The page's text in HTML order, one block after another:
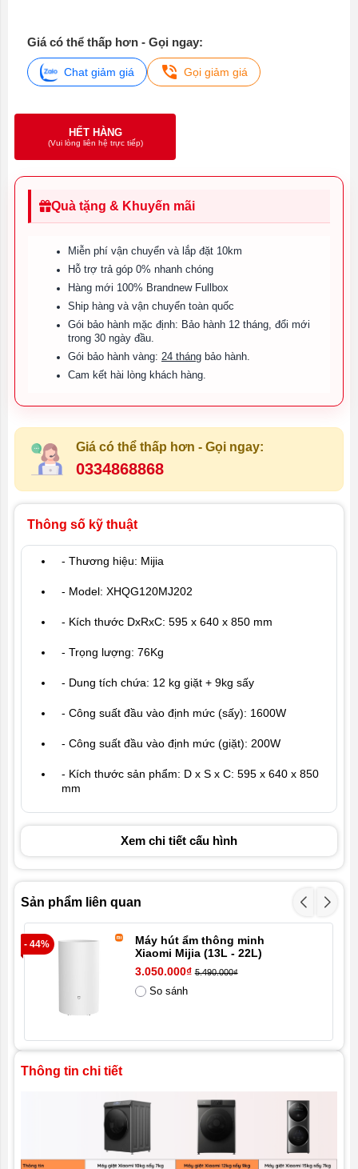
Giá có thể thấp hơn - Gọi ngay:
Chat giảm giá Gọi giảm giá
HẾT HÀNG
(Vui lòng liên hệ trực tiếp)
Quà tặng & Khuyến mãi
Miễn phí vận chuyển và lắp đặt 10km
Hỗ trợ trả góp 0% nhanh chóng
Hàng mới 100% Brandnew Fullbox
Ship hàng và vận chuyển toàn quốc
Gói bảo hành mặc định: Bảo hành 12 tháng, đổi mới
trong 30 ngày đầu.
Gói bảo hành vàng: 24 tháng bảo hành.
Cam kết hài lòng khách hàng.
Giá có thể thấp hơn - Gọi ngay:
0334868868
Thông số kỹ thuật
- Thương hiệu: Mijia
- Model: XHQG120MJ202
- Kích thước DxRxC: 595 x 640 x 850 mm
- Trọng lượng: 76Kg
- Dung tích chứa: 12 kg giặt + 9kg sấy
- Công suất đầu vào định mức (sấy): 1600W
- Công suất đầu vào định mức (giặt): 200W
- Kích thước sản phẩm: D x S x C: 595 x 640 x 850
mm
Xem chi tiết cấu hình
Sản phẩm liên quan
- 44%
Máy hút ẩm thông minh
Xiaomi Mijia (13L - 22L)
3.050.000₫ 5.490.000₫
So sánh
Thông tin chi tiết